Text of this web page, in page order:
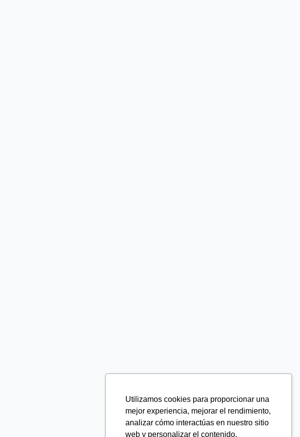
Utilizamos cookies para proporcionar una
mejor experiencia, mejorar el rendimiento,
analizar cómo interactúas en nuestro sitio
web y personalizar el contenido.